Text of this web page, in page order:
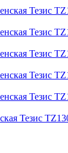
Тезис